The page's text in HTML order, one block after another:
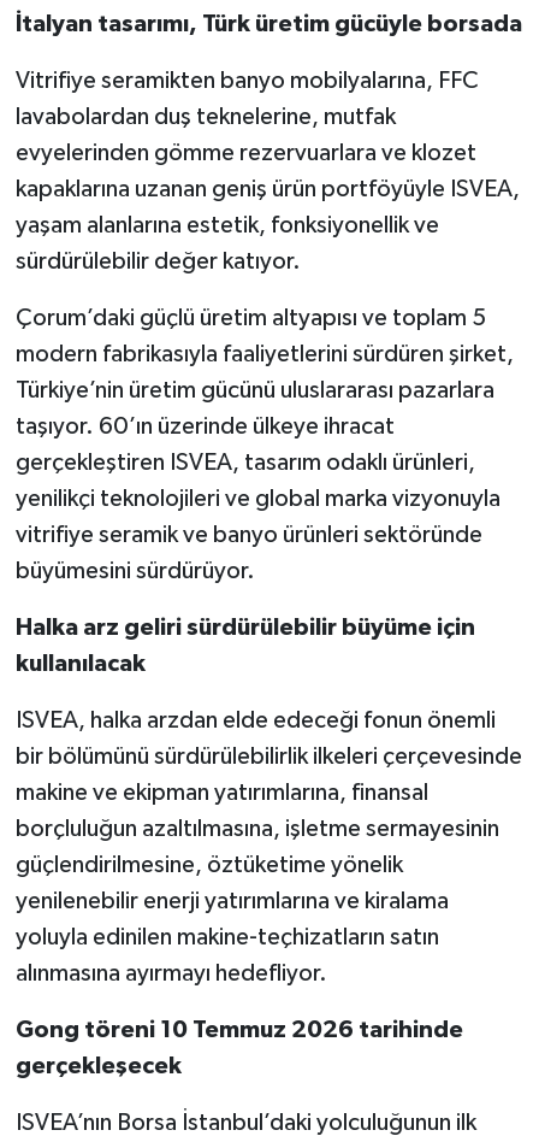
İtalyan tasarımı, Türk üretim gücüyle borsada
Vitrifiye seramikten banyo mobilyalarına, FFC
lavabolardan duş teknelerine, mutfak
evyelerinden gömme rezervuarlara ve klozet
kapaklarına uzanan geniş ürün portföyüyle ISVEA,
yaşam alanlarına estetik, fonksiyonellik ve
sürdürülebilir değer katıyor.
Çorum’daki güçlü üretim altyapısı ve toplam 5
modern fabrikasıyla faaliyetlerini sürdüren şirket,
Türkiye’nin üretim gücünü uluslararası pazarlara
taşıyor. 60’ın üzerinde ülkeye ihracat
gerçekleştiren ISVEA, tasarım odaklı ürünleri,
yenilikçi teknolojileri ve global marka vizyonuyla
vitrifiye seramik ve banyo ürünleri sektöründe
büyümesini sürdürüyor.
Halka arz geliri sürdürülebilir büyüme için
kullanılacak
ISVEA, halka arzdan elde edeceği fonun önemli
bir bölümünü sürdürülebilirlik ilkeleri çerçevesinde
makine ve ekipman yatırımlarına, finansal
borçluluğun azaltılmasına, işletme sermayesinin
güçlendirilmesine, öztüketime yönelik
yenilenebilir enerji yatırımlarına ve kiralama
yoluyla edinilen makine-teçhizatların satın
alınmasına ayırmayı hedefliyor.
Gong töreni 10 Temmuz 2026 tarihinde
gerçekleşecek
ISVEA’nın Borsa İstanbul’daki yolculuğunun ilk